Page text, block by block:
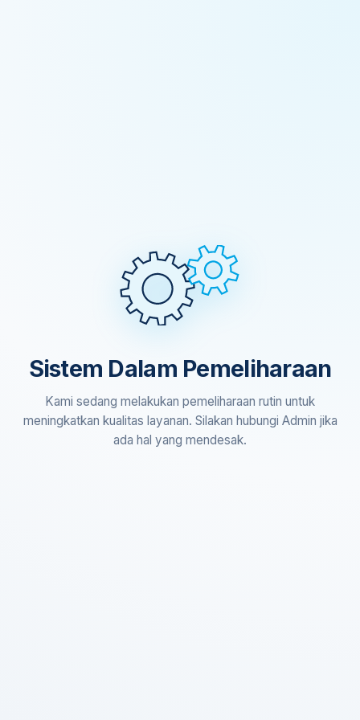
Sistem Dalam Pemeliharaan
Kami sedang melakukan pemeliharaan rutin untuk
meningkatkan kualitas layanan. Silakan hubungi Admin jika
ada hal yang mendesak.